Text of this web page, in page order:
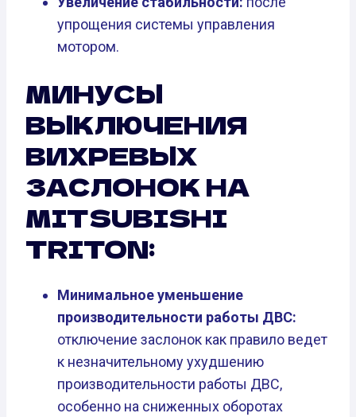
упрощения системы управления
мотором.
МИНУСЫ
ВЫКЛЮЧЕНИЯ
ВИХРЕВЫХ
ЗАСЛОНОК НА
MITSUBISHI
TRITON:
Минимальное уменьшение
производительности работы ДВС:
отключение заслонок как правило ведет
к незначительному ухудшению
производительности работы ДВС,
особенно на сниженных оборотах